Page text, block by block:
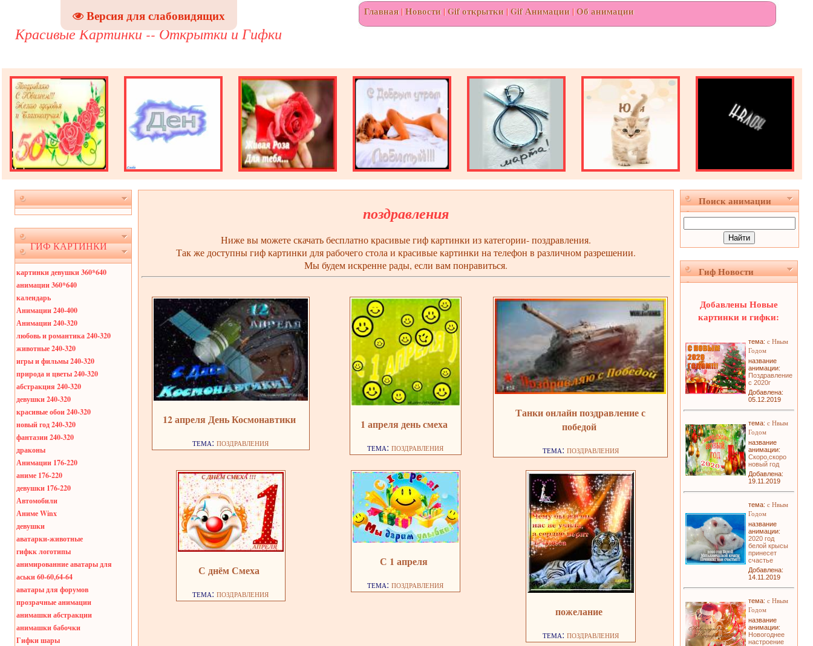
Версия для слабовидящих
Красивые Картинки -- Открытки и Гифки
Главная|Новости |Gif открытки |Gif Анимации |Об анимации
ГИФ КАРТИНКИ
картинки девушки 360*640
анимации 360*640
календарь
Анимации 240-400
Анимации 240-320
любовь и романтика 240-320
животные 240-320
игры и фильмы 240-320
природа и цветы 240-320
абстракция 240-320
девушки 240-320
красивые обои 240-320
новый год 240-320
фантазии 240-320
драконы
Анимации 176-220
аниме 176-220
девушки 176-220
Автомобили
Аниме Winx
девушки
аватарки-животные
гифкк логотипы
анимированние аватары для
аськи 60-60,64-64
аватары для форумов
прозрачные анимации
анимашки абстракции
анимашки бабочки
Гифки шары
поздравления
Ниже вы можете скачать бесплатно красивые гиф картинки из категории- поздравления.
Так же доступны гиф картинки для рабочего стола и красивые картинки на телефон в различном разрешении.
Мы будем искренне рады, если вам понравиться.
12 апреля День Космонавтики
тема: поздравления
1 апреля день смеха
тема: поздравления
Танки онлайн поздравление с
победой
тема: поздравления
С днём Смеха
тема: поздравления
С 1 апреля
тема: поздравления
пожелание
тема: поздравления
Поиск анимации
Гиф Новости
Добавлены Новые
картинки и гифки:
тема: с Нвым
Годом
название
анимации:
Поздравление
с 2020г
Добавлена:
05.12.2019
тема: с Нвым
Годом
название
анимации:
Скоро,скоро
новый год
Добавлена:
19.11.2019
тема: с Нвым
Годом
название
анимации:
2020 год
белой крысы
принесет
счастье
Добавлена:
14.11.2019
тема: с Нвым
Годом
название
анимации:
Новогоднее
настроение